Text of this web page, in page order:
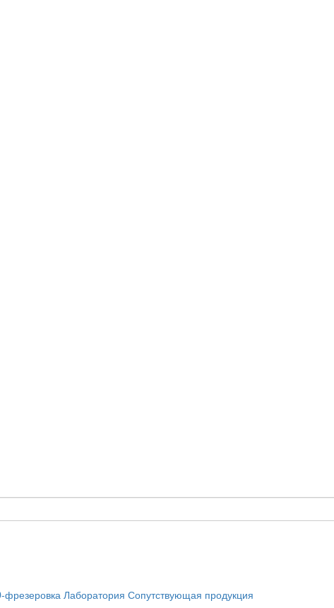
фрезеровкаЛаборатория Сопутствующая продукция